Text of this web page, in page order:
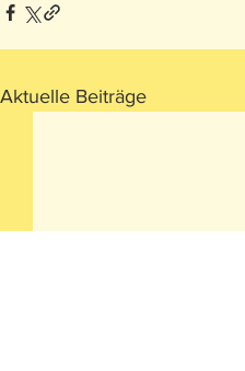
Aktuelle Beiträge